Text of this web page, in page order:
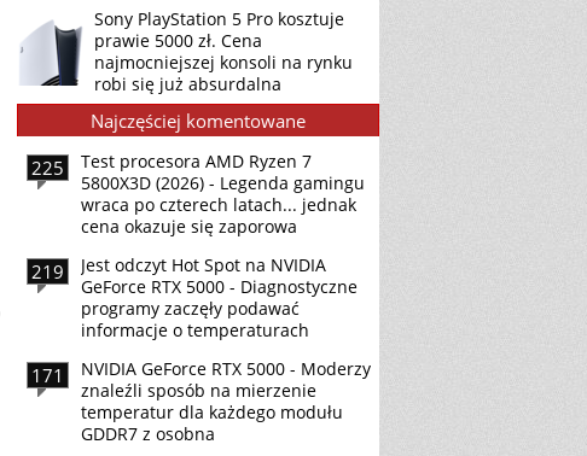
Sony PlayStation 5 Pro kosztuje
prawie 5000 zł. Cena
najmocniejszej konsoli na rynku
robi się już absurdalna
Najczęściej komentowane
225
Test procesora AMD Ryzen 7
5800X3D (2026) - Legenda gamingu
wraca po czterech latach... jednak
cena okazuje się zaporowa
219
Jest odczyt Hot Spot na NVIDIA
GeForce RTX 5000 - Diagnostyczne
programy zaczęły podawać
informacje o temperaturach
171
NVIDIA GeForce RTX 5000 - Moderzy
znaleźli sposób na mierzenie
temperatur dla każdego modułu
GDDR7 z osobna